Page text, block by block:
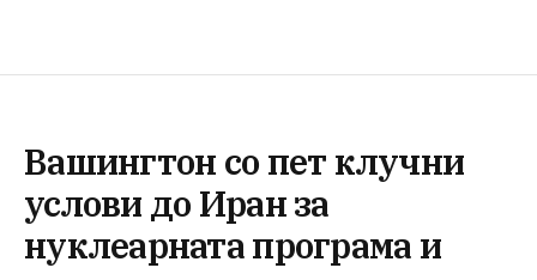
Вашингтон со пет клучни
услови до Иран за
нуклеарната програма и